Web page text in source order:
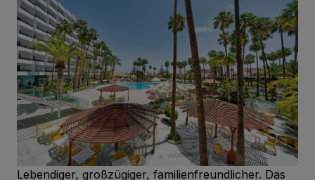
Lebendiger, großzügiger, familienfreundlicher. Das